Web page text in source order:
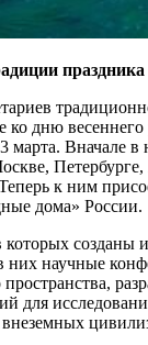
праздника
ко дню
марта. Вначале в
к ним
дома» России.
созданы
них научные
для